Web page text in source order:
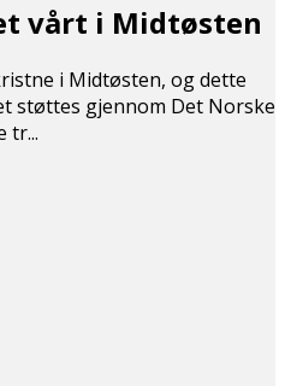
vårt i Midtøsten
i Midtøsten, og dette
støttes gjennom Det Norske
tr...